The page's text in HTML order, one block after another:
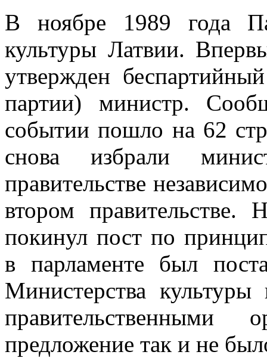
В ноябре 1989 года
культуpы Латвии.
утвержден
партии) министр.
событии пошло на 62
снова избрали
правительстве
втором
покинул пост по
в парламенте был
Министерства
правительственными
предложение так и не